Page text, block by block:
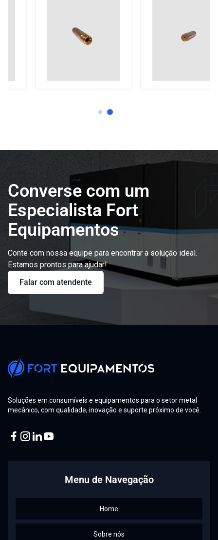
Converse com um
Especialista Fort
Equipamentos
Conte com nossa equipe para encontrar a solução ideal.
Estamos prontos para ajudar!
Falar com atendente
Soluções em consumíveis e equipamentos para o setor metal
mecânico, com qualidade, inovação e suporte próximo de você.
Menu de Navegação
Home
Sobre nós